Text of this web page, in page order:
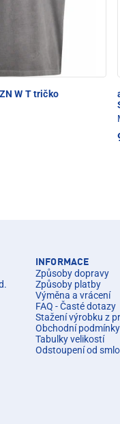
W T tričko
INFORMACE
Způsoby dopravy
Způsoby platby
Výměna a vrácení
FAQ - Časté dotazy
Stažení výrobku z
Obchodní podmínky
Tabulky velikostí
Odstoupení od